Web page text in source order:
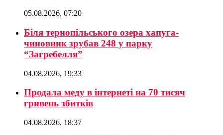
05.08.2026, 07:20
Біля тернопільського озера хапуга-
чиновник зрубав 248 у парку
“Загребелля”
04.08.2026, 19:33
Продала меду в інтернеті на 70 тисяч
гривень збитків
04.08.2026, 18:37